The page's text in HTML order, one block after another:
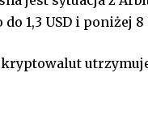
1,3 USD i poniżej 8